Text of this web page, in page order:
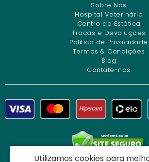
Sobre Nós
Hospital Veterinário
Centro de Estética
Trocas e Devoluções
Política de Privacidade
Termos & Condições
Blog
Contate-nos
Utilizamos cookies para